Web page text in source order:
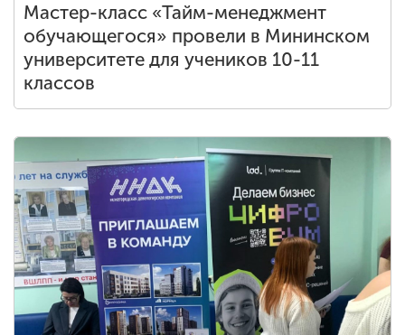
Мастер-класс «Тайм-менеджмент
обучающегося» провели в Мининском
университете для учеников 10-11
классов